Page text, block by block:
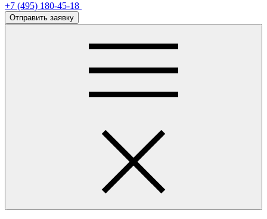
+7 (495) 180-45-18
Отправить заявку